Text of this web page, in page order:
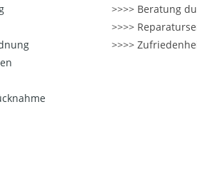
>> Beratung
>>
>>